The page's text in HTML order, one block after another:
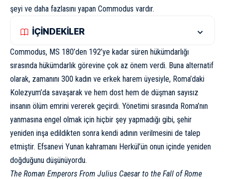
şeyi ve daha fazlasını yapan Commodus vardır.
İÇİNDEKİLER
Commodus, MS 180’den 192’ye kadar süren hükümdarlığı
sırasında hükümdarlık görevine çok az önem verdi. Buna alternatif
olarak, zamanını 300 kadın ve erkek harem üyesiyle, Roma’daki
Kolezyum’da savaşarak ve hem dost hem de düşman sayısız
insanın ölüm emrini vererek geçirdi. Yönetimi sırasında Roma’nın
yanmasına engel olmak için hiçbir şey yapmadığı gibi, şehir
yeniden inşa edildikten sonra kendi adının verilmesini de talep
etmiştir. Efsanevi Yunan kahramanı Herkül’ün onun içinde yeniden
doğduğunu düşünüyordu.
The Roman Emperors From Julius Caesar to the Fall of Rome